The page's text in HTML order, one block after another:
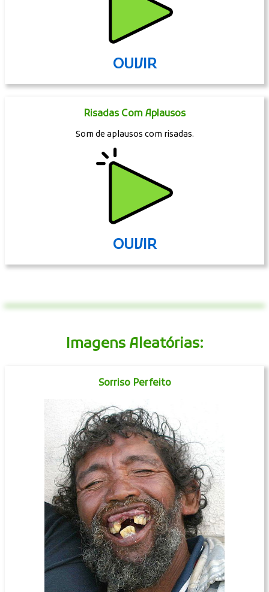
OUVIR
Risadas Com Aplausos
Som de aplausos com risadas.
OUVIR
Imagens Aleatórias:
Sorriso Perfeito